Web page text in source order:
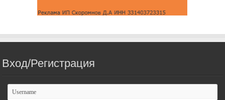
Вход/Регистрация